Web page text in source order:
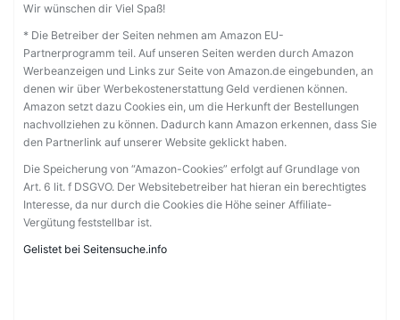
Wir wünschen dir Viel Spaß!
* Die Betreiber der Seiten nehmen am Amazon EU-
Partnerprogramm teil. Auf unseren Seiten werden durch Amazon
Werbeanzeigen und Links zur Seite von Amazon.de eingebunden, an
denen wir über Werbekostenerstattung Geld verdienen können.
Amazon setzt dazu Cookies ein, um die Herkunft der Bestellungen
nachvollziehen zu können. Dadurch kann Amazon erkennen, dass Sie
den Partnerlink auf unserer Website geklickt haben.
Die Speicherung von “Amazon-Cookies” erfolgt auf Grundlage von
Art. 6 lit. f DSGVO. Der Websitebetreiber hat hieran ein berechtigtes
Interesse, da nur durch die Cookies die Höhe seiner Affiliate-
Vergütung feststellbar ist.
Gelistet bei Seitensuche.info